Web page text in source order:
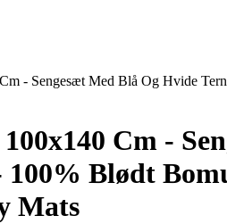
- Sengesæt Med Blå Og Hvide
Cm -
100% Blødt
Mats